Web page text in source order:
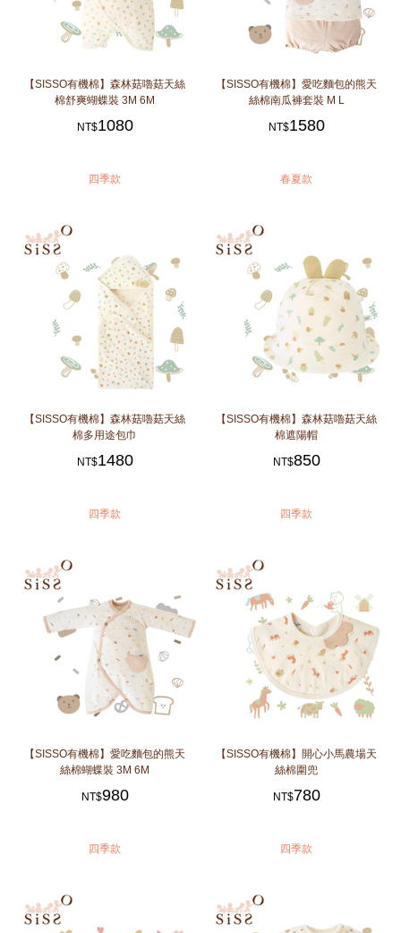
【SISSO有機棉】森林菇嚕菇天絲
棉舒爽蝴蝶裝 3M 6M
NT$1080
四季款
【SISSO有機棉】愛吃麵包的熊天
絲棉南瓜褲套裝 M L
NT$1580
春夏款
【SISSO有機棉】森林菇嚕菇天絲
棉多用途包巾
NT$1480
四季款
【SISSO有機棉】森林菇嚕菇天絲
棉遮陽帽
NT$850
四季款
【SISSO有機棉】愛吃麵包的熊天
絲棉蝴蝶裝 3M 6M
NT$980
四季款
【SISSO有機棉】開心小馬農場天
絲棉圍兜
NT$780
四季款